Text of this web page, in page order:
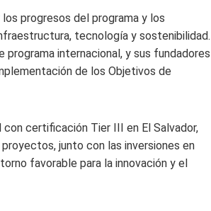
progresos del programa y los
tecnología y sostenibilidad.
internacional, y sus fundadores
de los Objetivos de
certificación Tier III en El Salvador,
junto con las inversiones en
favorable para la innovación y el